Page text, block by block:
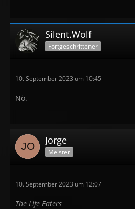
Silent.Wolf
Fortgeschrittener
10. September 2023 um 10:45
Nö.
Jorge
Meister
10. September 2023 um 12:07
The Life Eaters